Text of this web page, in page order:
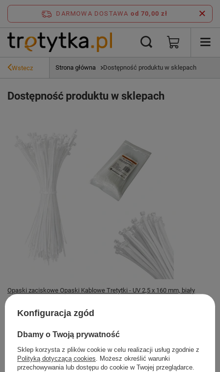
DARMOWA DOSTAWA od 70,00 zł
Wstecz Strona główna Dostępność produktu w sklepach
Dostępność produktu w sklepach
Opaski zaciskowe Opaski Kablowe Tretytki - UV 2,5 x 160 mm, biały
4,89 zł
Dostępny
Konfiguracja zgód
Dbamy o Twoją prywatność
Sklep korzysta z plików cookie w celu realizacji usług zgodnie z
Polityką dotyczącą cookies. Możesz określić warunki
przechowywania lub dostępu do cookie w Twojej przeglądarce.